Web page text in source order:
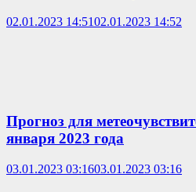
02.01.2023 14:5102.01.2023 14:52
Прогноз для
января 2023 года
03.01.2023 03:1603.01.2023 03:16